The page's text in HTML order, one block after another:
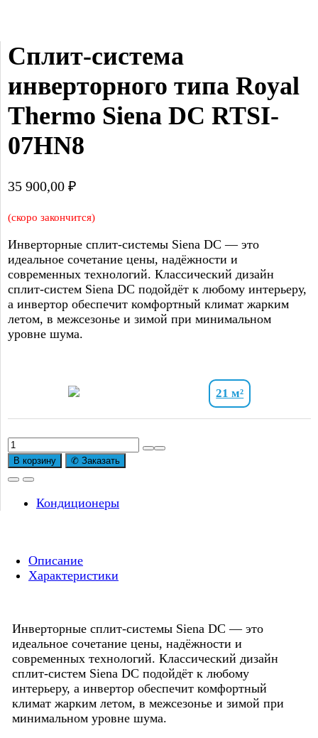
Сплит-система
инверторного типа Royal
Thermo Siena DC RTSI-
07HN8
35 900,00 ₽
(скоро закончится)
Инверторные сплит-системы Siena DC — это
идеальное сочетание цены, надёжности и
современных технологий. Классический дизайн
сплит-систем Siena DC подойдёт к любому интерьеру,
а инвертор обеспечит комфортный климат жарким
летом, в межсезонье и зимой при минимальном
уровне шума.
21 м²
Количество
товара
инверторного
Siena
DC
В корзину ✆ Заказать
Кондиционеры
Описание
Характеристики
Инверторные сплит-системы Siena DC — это
идеальное сочетание цены, надёжности и
современных технологий. Классический дизайн
сплит-систем Siena DC подойдёт к любому
интерьеру, а инвертор обеспечит комфортный
климат жарким летом, в межсезонье и зимой при
минимальном уровне шума.